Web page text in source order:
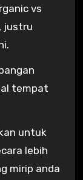
vs
justru
tempat
untuk
lebih
mirip anda